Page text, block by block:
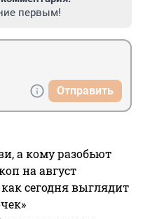
первым!
Отправить
а кому разобьют
на август
сегодня выглядит